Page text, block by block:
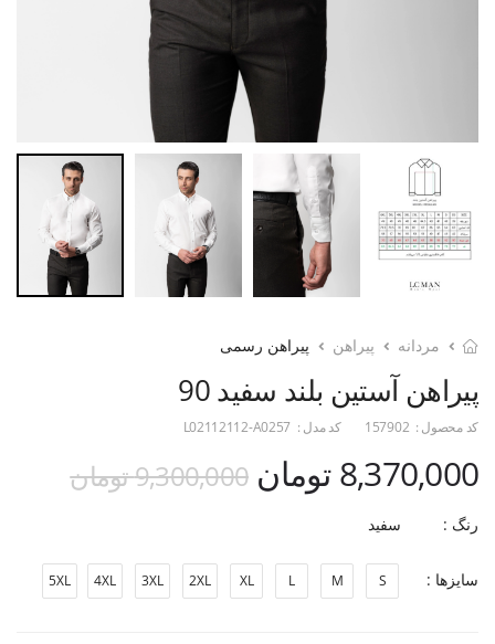
مردانه پیراهن پیراهن رسمی
پیراهن آستین بلند سفید 90
کد محصول : 157902 کد مدل : L02112112-A0257
8,370,000 تومان 9,300,000 تومان
رنگ : سفید
سایزها : S
M
L
XL
2XL
3XL
4XL
5XL